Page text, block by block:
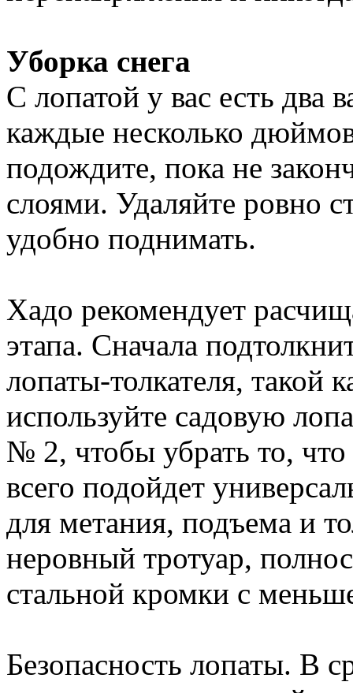
Уборка снега
С лопатой у вас есть два
каждые несколько
подождите, пока не
слоями. Удаляйте ровно
удобно поднимать.
Хадо рекомендует
этапа. Сначала
лопаты-толкателя, такой
используйте садовую
№ 2, чтобы убрать то,
всего подойдет
для метания, подъема и
неровный тротуар,
стальной кромки с
Безопасность лопаты. В